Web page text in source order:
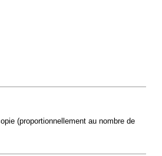
(proportionnellement au nombre de